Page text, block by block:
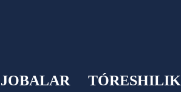
JOBALAR TÓRESHILIK